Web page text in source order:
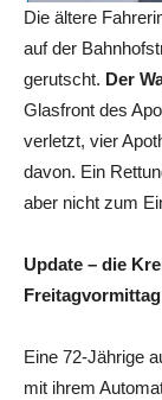
Die ältere
auf der
gerutscht. Der
Glasfront des
verletzt, vier
davon. Ein
aber nicht zum
Update – die
Eine 72-Jährige
mit ihrem